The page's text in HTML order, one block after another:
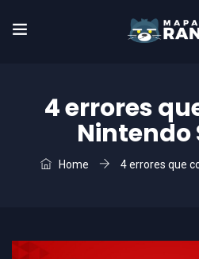
4 errores
Nintendo
Home 4 errores que